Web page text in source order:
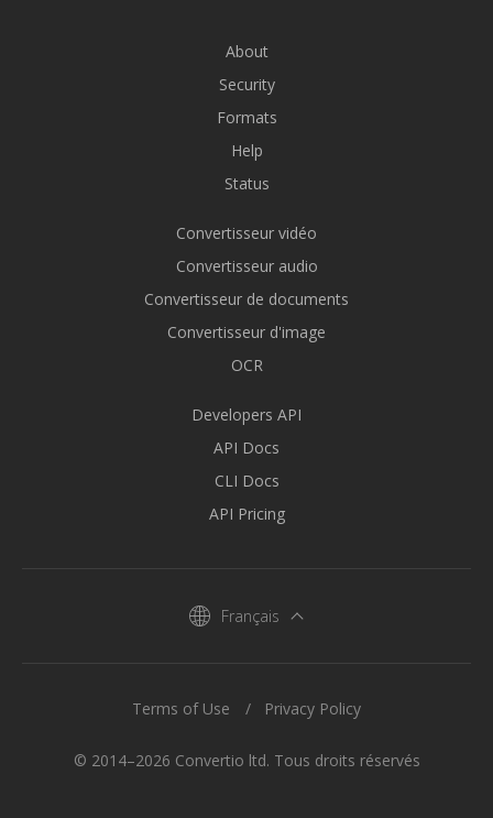
About
Security
Formats
Help
Status
Convertisseur vidéo
Convertisseur audio
Convertisseur de documents
Convertisseur d'image
OCR
Developers API
API Docs
CLI Docs
API Pricing
Français
© 2014–2026 Convertio ltd. Tous droits réservés
Terms of Use Privacy Policy